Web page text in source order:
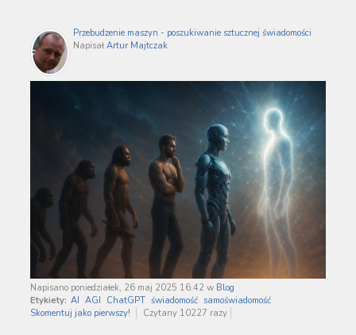
Przebudzenie maszyn - poszukiwanie sztucznej świadomości
Napisał Artur Majtczak
Napisano poniedziałek, 26 maj 2025 16:42 w Blog
Etykiety: AI AGI ChatGPT świadomość samoświadomość
Skomentuj jako pierwszy!
Czytany 10227 razy